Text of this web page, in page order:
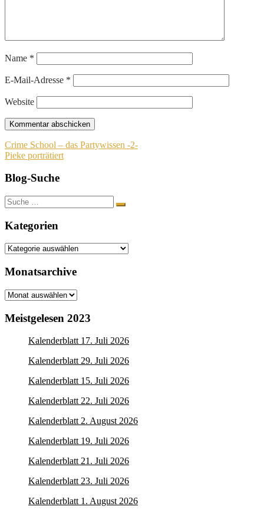
Name *
E-Mail-Adresse *
Website
Beitragsnavigation
Crime School – das Partywissen -2-
Pieke porträtiert
Blog-Suche
Suche
nach:
Kategorien
Kategorien
Monatsarchive
Monatsarchive
Meistgelesen 2023
Kalenderblatt 17. Juli 2026
Kalenderblatt 29. Juli 2026
Kalenderblatt 15. Juli 2026
Kalenderblatt 22. Juli 2026
Kalenderblatt 2. August 2026
Kalenderblatt 19. Juli 2026
Kalenderblatt 21. Juli 2026
Kalenderblatt 23. Juli 2026
Kalenderblatt 1. August 2026